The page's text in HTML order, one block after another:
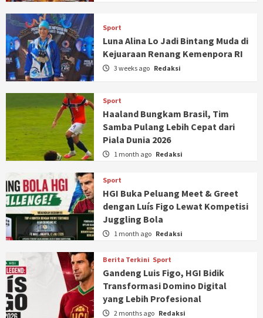
Sport
Luna Alina Lo Jadi Bintang Muda di
Kejuaraan Renang Kemenpora RI
3 weeks ago Redaksi
Sport
Haaland Bungkam Brasil, Tim
Samba Pulang Lebih Cepat dari
Piala Dunia 2026
1 month ago Redaksi
Sport
HGI Buka Peluang Meet & Greet
dengan Luís Figo Lewat Kompetisi
Juggling Bola
1 month ago Redaksi
Berita Terkini Sport
Gandeng Luis Figo, HGI Bidik
Transformasi Domino Digital
yang Lebih Profesional
2 months ago Redaksi